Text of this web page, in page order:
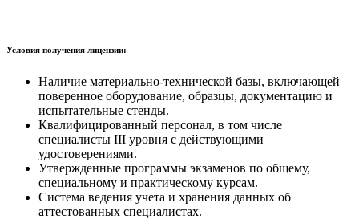
Условия получения лицензии:
Наличие материально-технической базы, включающей
поверенное оборудование, образцы, документацию и
испытательные стенды.
Квалифицированный персонал, в том числе
специалисты III уровня с действующими
удостоверениями.
Утвержденные программы экзаменов по общему,
специальному и практическому курсам.
Система ведения учета и хранения данных об
аттестованных специалистах.